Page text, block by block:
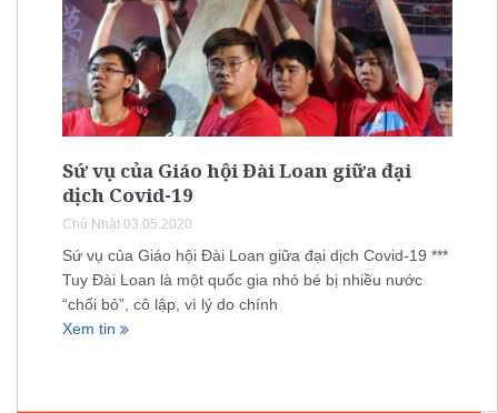
Sứ vụ của Giáo hội Đài Loan giữa đại
dịch Covid-19
Chủ Nhật 03.05.2020
Sứ vụ của Giáo hội Đài Loan giữa đại dịch Covid-19 ***
Tuy Đài Loan là một quốc gia nhỏ bé bị nhiều nước
“chối bỏ”, cô lập, vì lý do chính
Xem tin